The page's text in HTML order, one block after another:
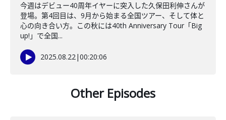
今週はデビュー40周年イヤーに突入した久保田利伸さんが
登場。第4回目は、9月から始まる全国ツアー、そして体と
心の向き合い方。この秋には40th Anniversary Tour「Big
up!」で全国...
2025.08.22|00:20:06
Other Episodes